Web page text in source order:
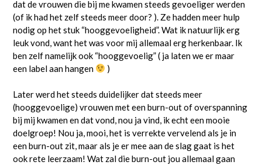
dat de vrouwen die bij me kwamen steeds gevoeliger werden
(of ik had het zelf steeds meer door? ). Ze hadden meer hulp
nodig op het stuk “hooggevoeligheid”. Wat ik natuurlijk erg
leuk vond, want het was voor mij allemaal erg herkenbaar. Ik
ben zelf namelijk ook “hooggevoelig” ( ja laten we er maar
een label aan hangen
)
Later werd het steeds duidelijker dat steeds meer
(hooggevoelige) vrouwen met een burn-out of overspanning
bij mij kwamen en dat vond, nou ja vind, ik echt een mooie
doelgroep! Nou ja, mooi, het is verrekte vervelend als je in
een burn-out zit, maar als je er mee aan de slag gaat is het
ook rete leerzaam! Wat zal die burn-out jou allemaal gaan